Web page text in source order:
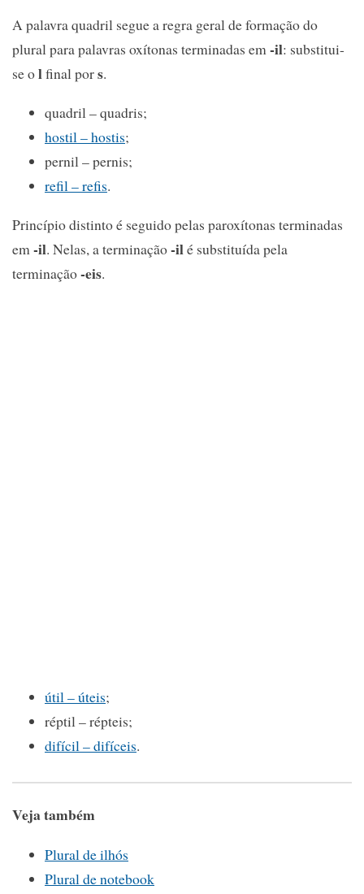
A palavra quadril segue a regra geral de formação do
plural para palavras oxítonas terminadas em-il: substitui-
se olfinal pors.
quadril – quadris;
hostil – hostis;
pernil – pernis;
refil – refis.
Princípio distinto é seguido pelas paroxítonas terminadas
em -il. Nelas, a terminação-ilé substituída pela
terminação-eis.
útil – úteis;
réptil – répteis;
difícil – difíceis.
Veja também
Plural de ilhós
Plural de notebook